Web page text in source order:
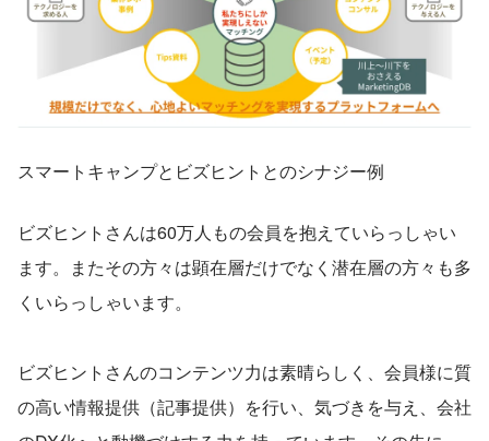
スマートキャンプとビズヒントとのシナジー例
ビズヒントさんは60万人もの会員を抱えていらっしゃい
ます。またその方々は顕在層だけでなく潜在層の方々も多
くいらっしゃいます。
ビズヒントさんのコンテンツ力は素晴らしく、会員様に質
の高い情報提供（記事提供）を行い、気づきを与え、会社